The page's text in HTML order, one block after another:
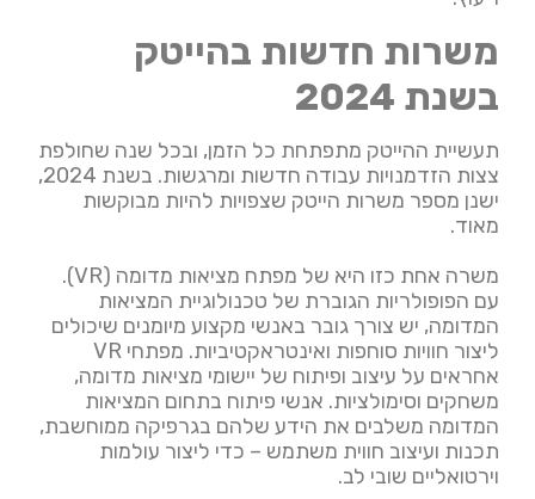
משרות חדשות בהייטק
בשנת 2024
תעשיית ההייטק מתפתחת כל הזמן, ובכל שנה שחולפת
צצות הזדמנויות עבודה חדשות ומרגשות. בשנת 2024,
ישנן מספר משרות הייטק שצפויות להיות מבוקשות
מאוד.
משרה אחת כזו היא של מפתח מציאות מדומה (VR).
עם הפופולריות הגוברת של טכנולוגיית המציאות
המדומה, יש צורך גובר באנשי מקצוע מיומנים שיכולים
ליצור חוויות סוחפות ואינטראקטיביות. מפתחי VR
אחראים על עיצוב ופיתוח של יישומי מציאות מדומה,
משחקים וסימולציות. אנשי פיתוח בתחום המציאות
המדומה משלבים את הידע שלהם בגרפיקה ממוחשבת,
תכנות ועיצוב חווית משתמש – כדי ליצור עולמות
וירטואליים שובי לב.